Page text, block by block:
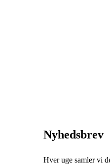
Nyhedsbrev
Hver uge samler vi